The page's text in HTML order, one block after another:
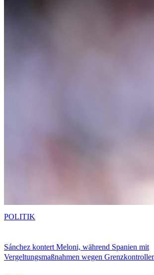
Sánchez kontert Meloni, während Spanien mit
Vergeltungsmaßnahmen wegen
POLITIK